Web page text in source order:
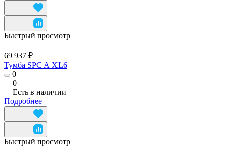
Быстрый просмотр
69 937 ₽
Тумба SPC А XL6
0
0
Есть в наличии
Подробнее
Быстрый просмотр